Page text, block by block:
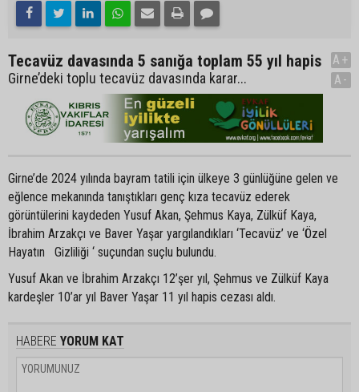
Tecavüz davasında 5 sanığa toplam 55 yıl hapis
Girne’deki toplu tecavüz davasında karar...
A+
A-
Girne’de 2024 yılında bayram tatili için ülkeye 3 günlüğüne gelen ve
eğlence mekanında tanıştıkları genç kıza tecavüz ederek
görüntülerini kaydeden Yusuf Akan, Şehmus Kaya, Zülküf Kaya,
İbrahim Arzakçı ve Baver Yaşar yargılandıkları ‘Tecavüz’ ve ‘Özel
Hayatın Gizliliği ‘ suçundan suçlu bulundu.
Yusuf Akan ve İbrahim Arzakçı 12’şer yıl, Şehmus ve Zülküf Kaya
kardeşler 10’ar yıl Baver Yaşar 11 yıl hapis cezası aldı.
HABERE YORUM KAT